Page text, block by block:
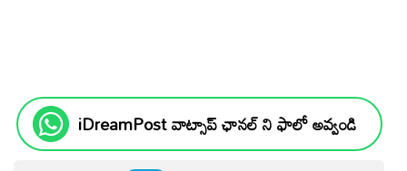
iDreamPost వాట్సాప్ ఛానల్ ని ఫాలో అవ్వండి